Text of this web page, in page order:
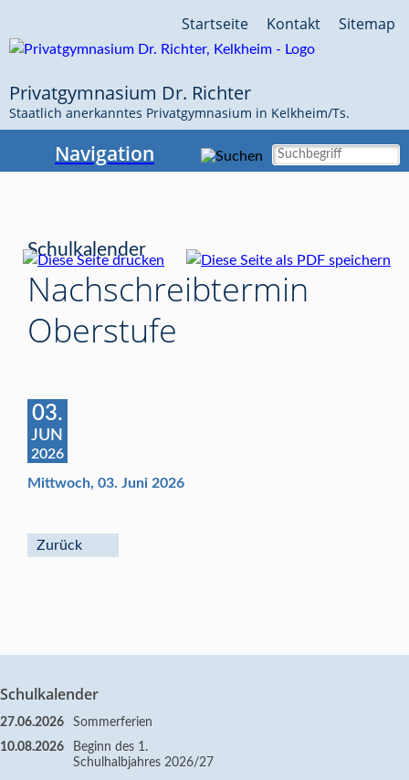
überspringen
Sitemap
Kontakt
Startseite
Privatgymnasium Dr. Richter
Staatlich anerkanntes Privatgymnasium in Kelkheim/Ts.
Navigation
Schulkalender
Nachschreibtermin
Oberstufe
03.
JUN
2026
Mittwoch, 03. Juni 2026
Zurück
Schulkalender
27.06.2026
Sommerferien
10.08.2026
Beginn des 1.
Schulhalbjahres 2026/27